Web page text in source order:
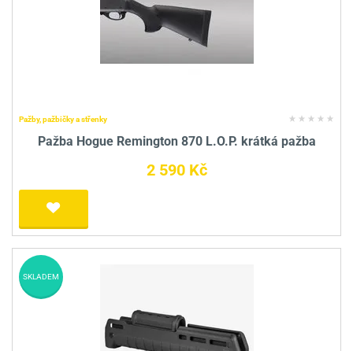
Pažby, pažbičky a střenky
Pažba Hogue Remington 870 L.O.P. krátká pažba
2 590 Kč
SKLADEM